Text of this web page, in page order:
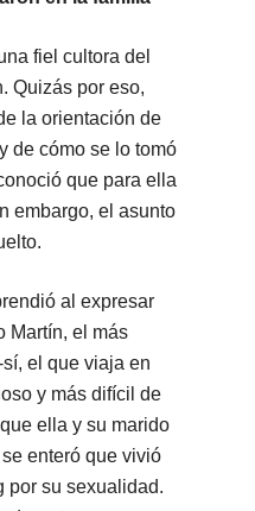
fiel cultora del
Quizás por eso,
la orientación de
de cómo se lo tomó
que para ella
embargo, el asunto
al expresar
Martín, el más
el que viaja en
y más difícil de
ella y su marido
enteró que vivió
por su sexualidad.